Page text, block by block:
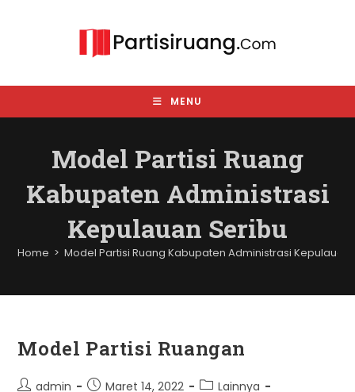
MENU
Model Partisi Ruang
Kabupaten Administrasi
Kepulauan Seribu
Home > Model Partisi Ruang Kabupaten Administrasi Kepulauan
Model Partisi Ruangan
Postadmin
PostMaret 14, 2022
PostLainnya